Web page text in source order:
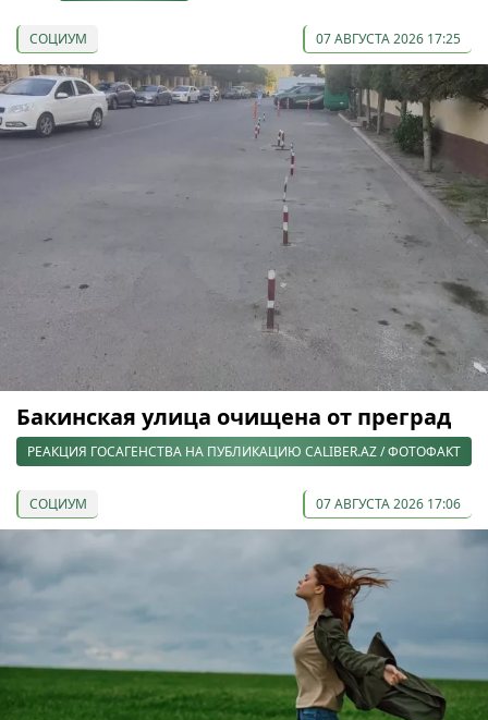
СОЦИУМ 07 АВГУСТА 2026 17:25
Бакинская улица очищена от преград
РЕАКЦИЯ ГОСАГЕНСТВА НА ПУБЛИКАЦИЮ CALIBER.AZ / ФОТОФАКТ
СОЦИУМ 07 АВГУСТА 2026 17:06